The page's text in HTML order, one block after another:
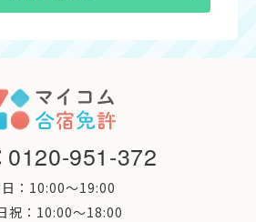
0120-951-372
：10:00〜19:00
祝：10:00〜18:00